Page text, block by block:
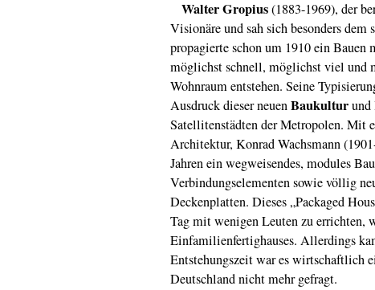
Walter Gropius(1883-1969), der
Visionäre und sah sich besonders
propagierte schon um 1910 ein
möglichst schnell, möglichst viel und
Wohnraum entstehen. Seine
Ausdruck dieser neuenBaukulturund
Satellitenstädten der Metropolen. Mit
Architektur, Konrad Wachsmann
Jahren ein wegweisendes, modules
Verbindungselementen sowie völlig
Deckenplatten. Dieses „Packaged
Tag mit wenigen Leuten zu errichten,
Einfamilienfertighauses. Allerdings
Entstehungszeit war es wirtschaftlich
Deutschland nicht mehr gefragt.